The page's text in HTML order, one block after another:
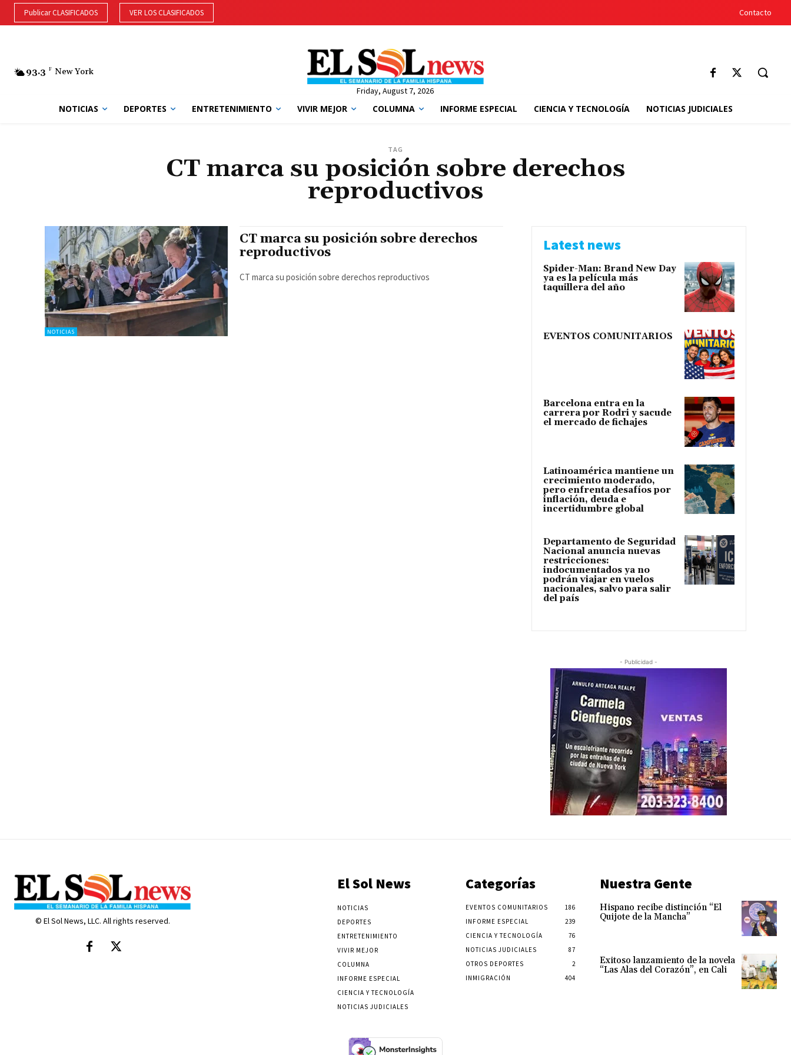
Publicar CLASIFICADOS VER LOS CLASIFICADOS Contacto
93.3 F New York
Friday, August 7, 2026
NOTICIAS DEPORTES ENTRETENIMIENTO VIVIR MEJOR COLUMNA INFORME ESPECIAL CIENCIA Y TECNOLOGÍA NOTICIAS JUDICIALES
TAG
CT marca su posición sobre derechos
reproductivos
NOTICIAS
CT marca su posición sobre derechos
reproductivos
CT marca su posición sobre derechos reproductivos
Latest news
Spider-Man: Brand New Day
ya es la película más
taquillera del año
EVENTOS COMUNITARIOS
Barcelona entra en la
carrera por Rodri y sacude
el mercado de fichajes
Latinoamérica mantiene un
crecimiento moderado,
pero enfrenta desafíos por
inflación, deuda e
incertidumbre global
Departamento de Seguridad
Nacional anuncia nuevas
restricciones:
indocumentados ya no
podrán viajar en vuelos
nacionales, salvo para salir
del país
- Publicidad -
© El Sol News, LLC. All rights reserved.
El Sol News
NOTICIAS
DEPORTES
ENTRETENIMIENTO
VIVIR MEJOR
COLUMNA
INFORME ESPECIAL
CIENCIA Y TECNOLOGÍA
NOTICIAS JUDICIALES
Categorías
EVENTOS COMUNITARIOS
186
INFORME ESPECIAL
239
CIENCIA Y TECNOLOGÍA
76
NOTICIAS JUDICIALES
87
OTROS DEPORTES
2
INMIGRACIÓN
404
Nuestra Gente
Hispano recibe distinción “El
Quijote de la Mancha”
Exitoso lanzamiento de la novela
“Las Alas del Corazón”, en Cali